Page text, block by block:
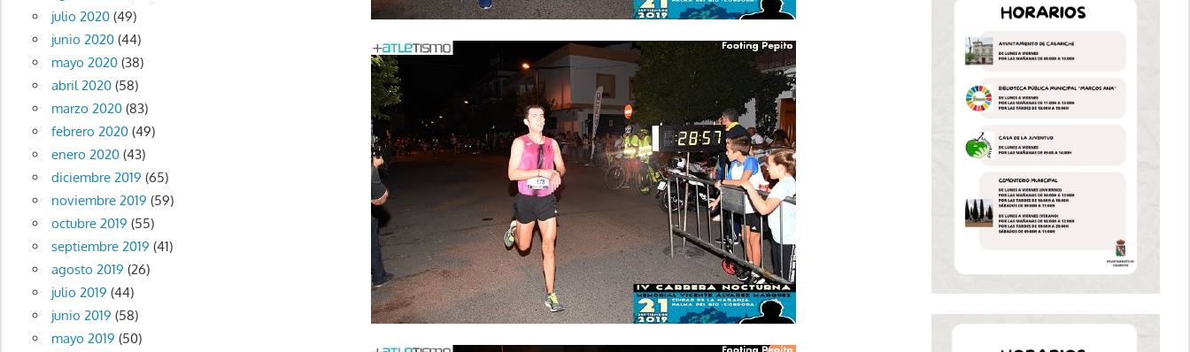
julio 2020(49)
junio 2020(44)
mayo 2020(38)
abril 2020(58)
marzo 2020(83)
febrero 2020(49)
enero 2020(43)
diciembre 2019 (65)
noviembre 2019 (59)
octubre 2019 (55)
septiembre 2019 (41)
agosto 2019 (26)
julio 2019 (44)
junio 2019 (58)
mayo 2019 (50)